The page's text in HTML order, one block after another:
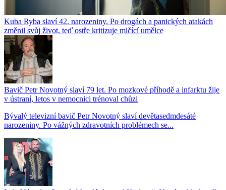
Kuba Ryba slaví 42. narozeniny. Po drogách a panických atakách
změnil svůj život, teď ostře kritizuje mlčící umělce
Bavič Petr Novotný slaví 79 let. Po mozkové příhodě a infarktu žije
v ústraní, letos v nemocnici trénoval chůzi
Bývalý televizní bavič Petr Novotný slaví devětasedmdesáté
narozeniny. Po vážných zdravotních problémech se...